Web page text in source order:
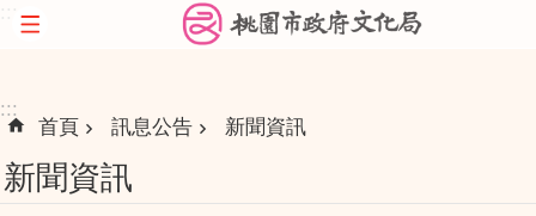
跳到主要內容區塊
:::
首頁 訊息公告 新聞資訊
新聞資訊